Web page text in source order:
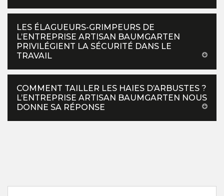
LES ÉLAGUEURS-GRIMPEURS DE
L’ENTREPRISE ARTISAN BAUMGARTEN
PRIVILÉGIENT LA SÉCURITÉ DANS LE
TRAVAIL
COMMENT TAILLER LES HAIES D’ARBUSTES ?
L’ENTREPRISE ARTISAN BAUMGARTEN NOUS
DONNE SA RÉPONSE